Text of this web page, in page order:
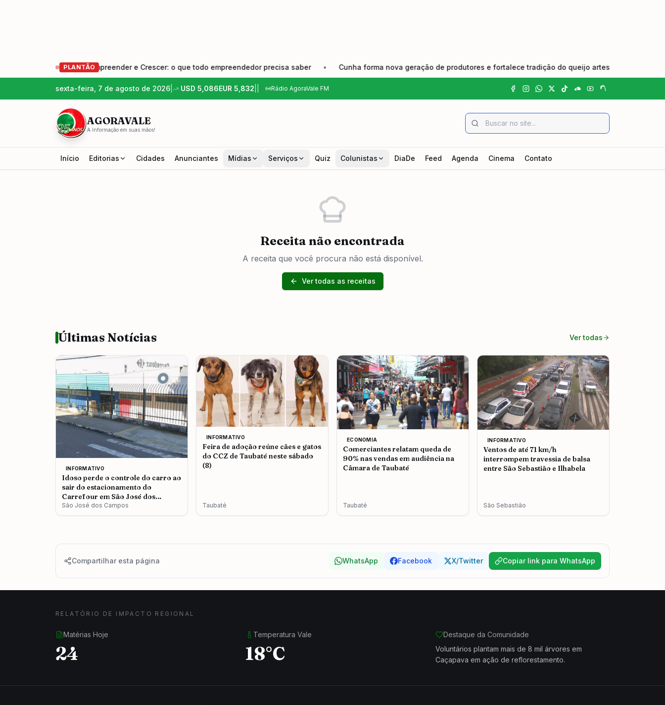
PLANTÃO
Empreendedores – Empreender e Crescer: o que todo empreendedor precisa saber • Cunha forma nova geração de produtores e fortalece tradição do queijo artesanal
sexta-feira, 7 de agosto de 2026 USD 5,086EUR 5,832 Rádio AgoraVale FM
AGORAVALE
A Informação em suas mãos!
Início Editorias Cidades Anunciantes Mídias Serviços Quiz Colunistas DiaDe Feed Agenda Cinema Contato
Receita não encontrada
A receita que você procura não está disponível.
Ver todas as receitas
Últimas Notícias Ver todas
INFORMATIVO
Idoso perde o controle do carro ao
sair do estacionamento do
Carrefour em São José dos
Campos
São José dos Campos
INFORMATIVO
Feira de adoção reúne cães e gatos
do CCZ de Taubaté neste sábado
(8)
Taubaté
ECONOMIA
Comerciantes relatam queda de
90% nas vendas em audiência na
Câmara de Taubaté
Taubaté
INFORMATIVO
Ventos de até 71 km/h
interrompem travessia de balsa
entre São Sebastião e Ilhabela
São Sebastião
Compartilhar esta página WhatsApp Facebook X/Twitter Copiar link para WhatsApp
RELATÓRIO DE IMPACTO REGIONAL
Matérias Hoje
24
Temperatura Vale
18°C
Destaque da Comunidade
Voluntários plantam mais de 8 mil árvores em
Caçapava em ação de reflorestamento.